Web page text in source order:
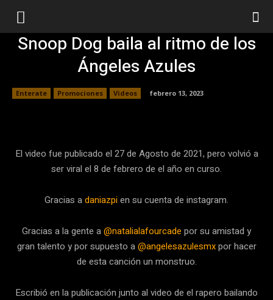
Snoop Dog baila al ritmo de los
Ángeles Azules
Enterate Promociones Videos
febrero 13, 2023
El video fue publicado el 27 de Agosto de 2021, pero volvió a
ser viral el 8 de febrero de el año en curso.
Gracias adaniazpien su cuenta de instagram.
Gracias a la gente a@natalialafourcade por su amistad y
gran talento y por supuesto a@angelesazulesmxpor hacer
de esta canción un monstruo.
Escribió en la publicación junto al video de el rapero bailando